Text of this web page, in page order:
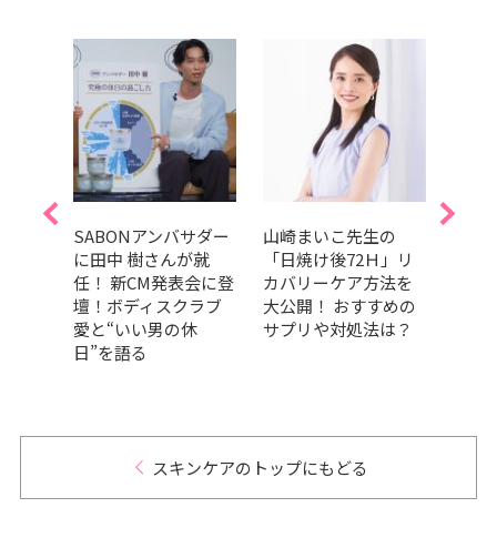
SABONアンバサダー
に田中 樹さんが就
任！ 新CM発表会に登
壇！ボディスクラブ
愛と“いい男の休
日”を語る
山崎まいこ先生の
「日焼け後72Ｈ」リ
カバリーケア方法を
大公開！ おすすめの
サプリや対処法は？
スキンケアのトップにもどる